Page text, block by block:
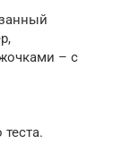
– с